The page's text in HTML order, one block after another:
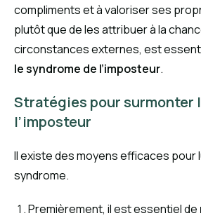
compliments et à valoriser ses
plutôt que de les attribuer à la
circonstances externes, est
le syndrome de l’imposteur.
Stratégies pour surmonter
l’imposteur
Il existe des moyens efficaces
syndrome.
Premièrement, il est essentiel de